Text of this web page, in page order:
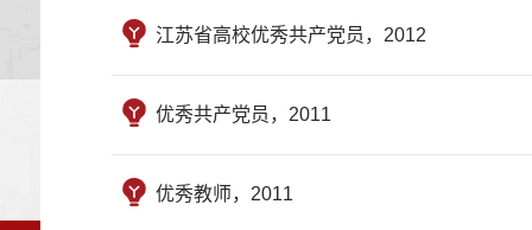
江苏省高校优秀共产党员，2012
优秀共产党员，2011
优秀教师，2011